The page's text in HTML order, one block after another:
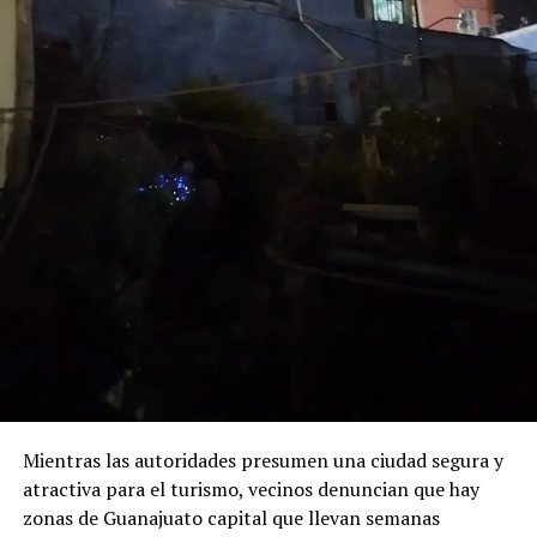
Mientras las autoridades presumen una ciudad segura y
atractiva para el turismo, vecinos denuncian que hay
zonas de Guanajuato capital que llevan semanas